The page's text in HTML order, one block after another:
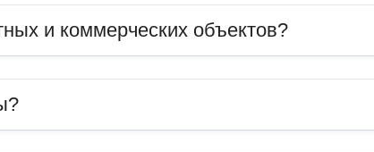
и коммерческих объектов?